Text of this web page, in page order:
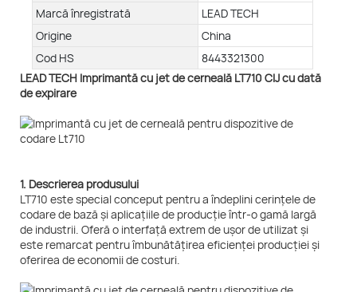
Marcă înregistrată
LEAD TECH
Origine
China
Cod HS
8443321300
LEAD TECH Imprimantă cu jet de cerneală LT710 CIJ cu dată
de expirare
1. Descrierea produsului
LT710 este special conceput pentru a îndeplini cerințele de
codare de bază și aplicațiile de producție într-o gamă largă
de industrii. Oferă o interfață extrem de ușor de utilizat și
este remarcat pentru îmbunătățirea eficienței producției și
oferirea de economii de costuri.